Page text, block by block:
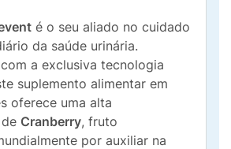
é o seu aliado no cuidado
da saúde urinária.
a exclusiva tecnologia
suplemento alimentar em
oferece uma alta
Cranberry, fruto
por auxiliar na